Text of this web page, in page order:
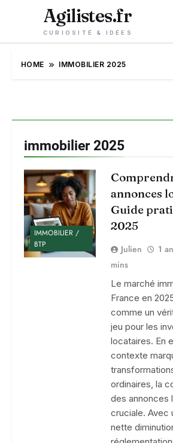
Agilistes.fr
CURIOSITÉ & IDÉES
HOME IMMOBILIER 2025
immobilier 2025
IMMOBILIER /
BTP
annonces
Guide
2025
Julien 1
mins
Le marché
France en
comme un
jeu pour les
locataires. En
contexte
ordinaires, la
des annonces
cruciale. Avec
nette